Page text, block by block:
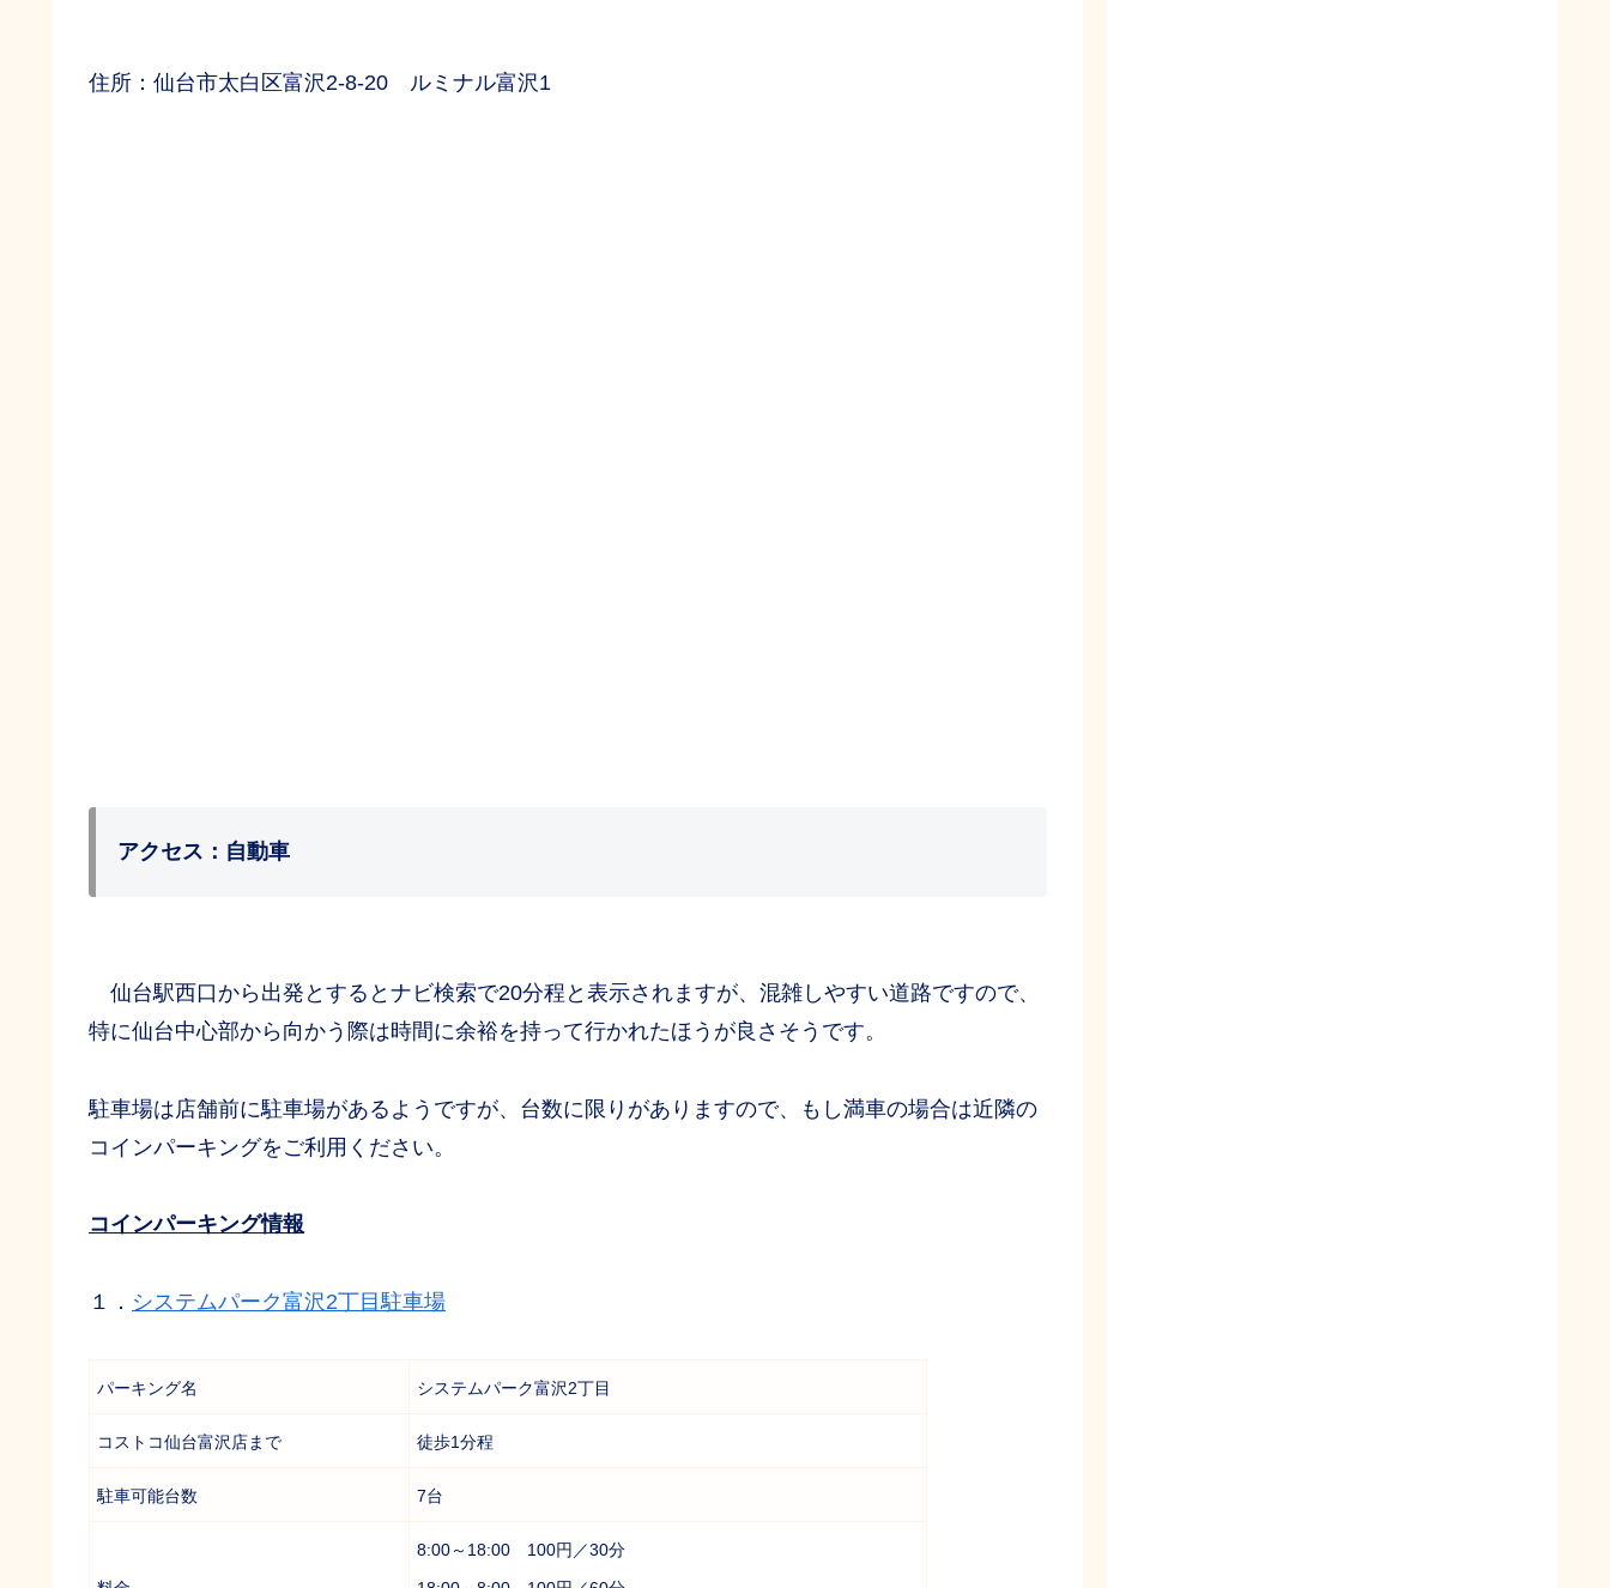
住所：仙台市太白区富沢2-8-20 ルミナル富沢1
アクセス：自動車
仙台駅西口から出発とするとナビ検索で20分程と表示されますが、混雑しやすい道路ですので、
特に仙台中心部から向かう際は時間に余裕を持って行かれたほうが良さそうです。
駐車場は店舗前に駐車場があるようですが、台数に限りがありますので、もし満車の場合は近隣の
コインパーキングをご利用ください。
コインパーキング情報
１． システムパーク富沢2丁目駐車場
パーキング名 システムパーク富沢2丁目
コストコ仙台富沢店まで 徒歩1分程
駐車可能台数 7台
8:00～18:00 100円／30分